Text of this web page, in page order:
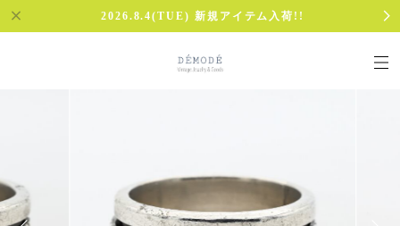
2026.8.4(TUE) 新規アイテム入荷!!